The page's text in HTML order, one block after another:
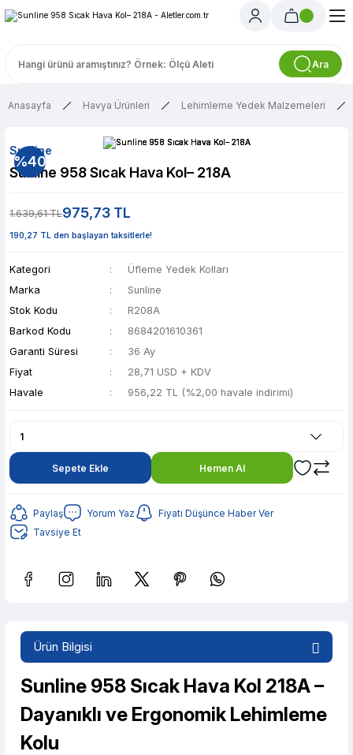
Ara
Anasayfa Havya Ürünleri Lehimleme Yedek Malzemeleri
%40
Sunline
Sunline 958 Sıcak Hava Kol– 218A
1.639,61 TL975,73 TL
190,27 TL den başlayan taksitlerle!
Kategori
Üfleme Yedek Kolları
Marka
Sunline
Stok Kodu
R208A
Barkod Kodu
8684201610361
Garanti Süresi
36 Ay
Fiyat
28,71 USD + KDV
Havale
956,22 TL (%2,00 havale indirimi)
Sepete Ekle Hemen Al
Paylaş Yorum Yaz
Fiyatı Düşünce Haber Ver
Tavsiye Et
190,27 TL den başlayan taksitlerle! x 9
Ürün Bilgisi
Sunline 958 Sıcak Hava Kol 218A –
Dayanıklı ve Ergonomik Lehimleme
Kolu